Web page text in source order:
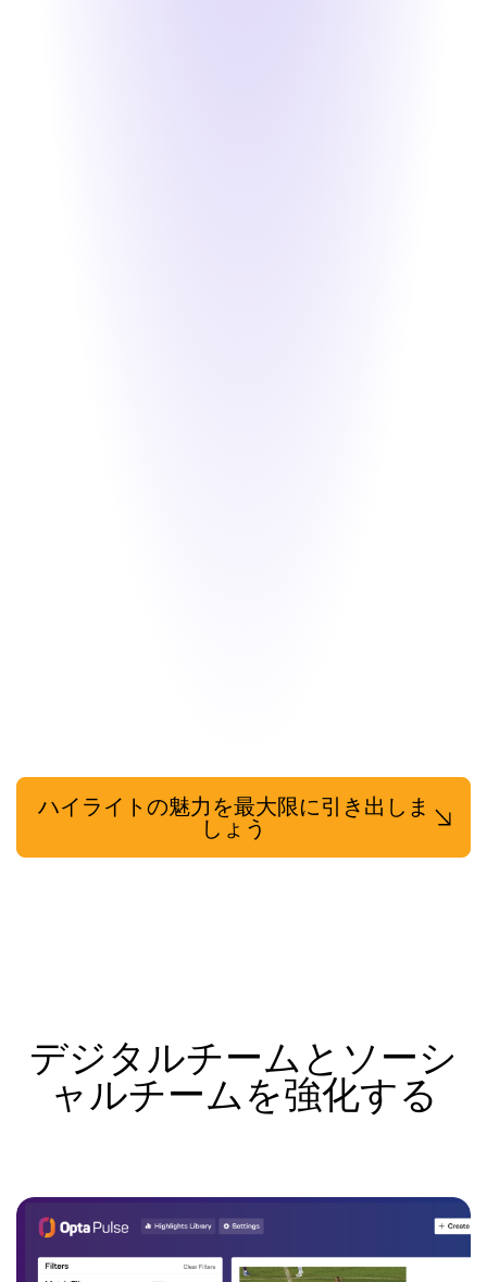
ハイライトの魅力を最大限に引き出しま
しょう
デジタルチームとソーシ
ャルチームを強化する